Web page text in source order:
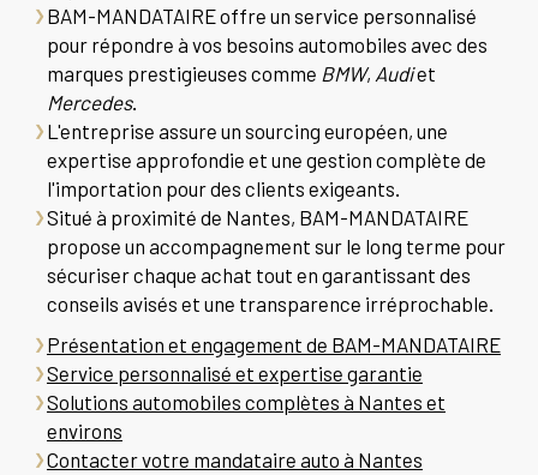
BAM-MANDATAIRE offre un service personnalisé
pour répondre à vos besoins automobiles avec des
marques prestigieuses comme BMW, Audiet
Mercedes.
L'entreprise assure un sourcing européen, une
expertise approfondie et une gestion complète de
l'importation pour des clients exigeants.
Situé à proximité de Nantes, BAM-MANDATAIRE
propose un accompagnement sur le long terme pour
sécuriser chaque achat tout en garantissant des
conseils avisés et une transparence irréprochable.
Présentation et engagement de BAM-MANDATAIRE
Service personnalisé et expertise garantie
Solutions automobiles complètes à Nantes et
environs
Contacter votre mandataire auto à Nantes